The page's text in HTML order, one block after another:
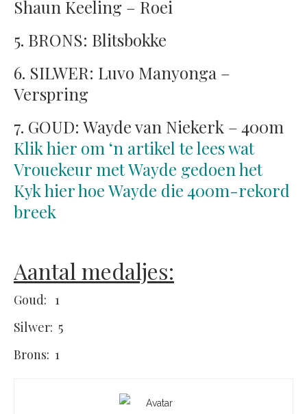
Shaun Keeling – Roei
5. BRONS: Blitsbokke
6. SILWER: Luvo Manyonga –
Verspring
7. GOUD: Wayde van Niekerk – 400m
Klik hier om ‘n artikel te lees wat
Vrouekeur met Wayde gedoen het
Kyk hier hoe Wayde die 400m-rekord
breek
Aantal medaljes:
Goud: 1
Silwer: 5
Brons: 1